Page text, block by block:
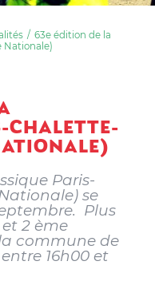
63e édition de la
Nationale)
CHALETTE-
Paris-
se
Plus
et 2 ème
commune de
16h00 et